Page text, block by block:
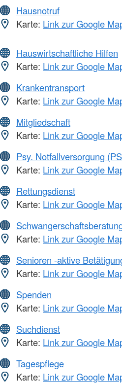
Hausnotruf
Karte: Link zur Google
Hauswirtschaftliche Hilfen
Karte: Link zur Google
Krankentransport
Karte: Link zur Google
Mitgliedschaft
Karte: Link zur Google
Psy. Notfallversorgung
Karte: Link zur Google
Rettungsdienst
Karte: Link zur Google
Karte: Link zur Google
Senioren -aktive
Karte: Link zur Google
Spenden
Karte: Link zur Google
Suchdienst
Karte: Link zur Google
Tagespflege
Karte: Link zur Google